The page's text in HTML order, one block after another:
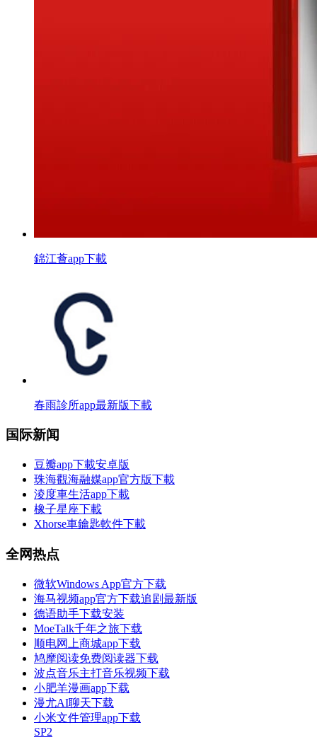
錦江薈app下載
春雨診所app最新版下載
国际新闻
豆瓣app下載安卓版
珠海觀海融媒app官方版下載
淩度車生活app下載
橡子星座下載
Xhorse車鑰匙軟件下載
全网热点
微软Windows App官方下载
海马视频app官方下载追剧最新版
德语助手下载安装
MoeTalk千年之旅下载
顺电网上商城app下载
鸠摩阅读免费阅读器下载
波点音乐主打音乐视频下载
小肥羊漫画app下载
漫尤AI聊天下载
小米文件管理app下载
SP2